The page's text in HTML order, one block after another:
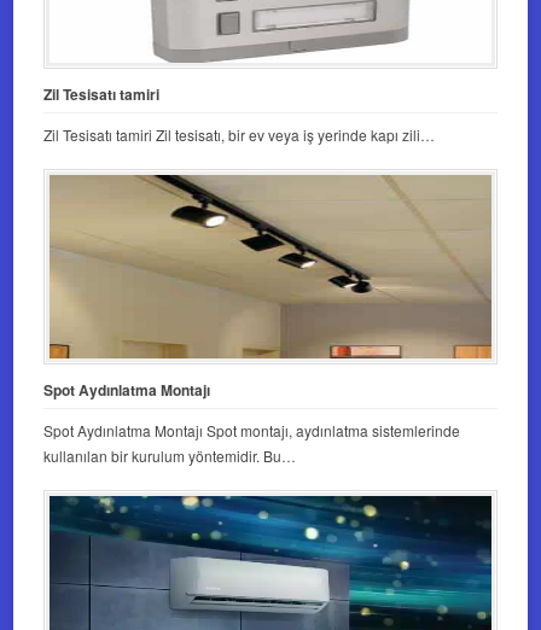
Zil Tesisatı tamiri
Zil Tesisatı tamiri Zil tesisatı, bir ev veya iş yerinde kapı zili…
Spot Aydınlatma Montajı
Spot Aydınlatma Montajı Spot montajı, aydınlatma sistemlerinde
kullanılan bir kurulum yöntemidir. Bu…